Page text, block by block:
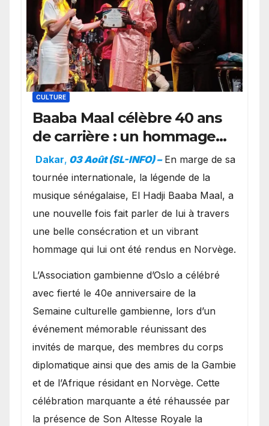
CULTURE
Baaba Maal célèbre 40 ans
de carrière : un hommage
exceptionnel à Oslo en
présence de la famille
royale.
Dakar, 03 Août (SL-INFO) – ​En marge de sa
tournée internationale, la légende de la
musique sénégalaise, El Hadji Baaba Maal, a
une nouvelle fois fait parler de lui à travers
une belle consécration et un vibrant
hommage qui lui ont été rendus en Norvège.
​L’Association gambienne d’Oslo a célébré
avec fierté le 40e anniversaire de la
Semaine culturelle gambienne, lors d’un
événement mémorable réunissant des
invités de marque, des membres du corps
diplomatique ainsi que des amis de la Gambie
et de l’Afrique résidant en Norvège. Cette
célébration marquante a été réhaussée par
la présence de Son Altesse Royale la